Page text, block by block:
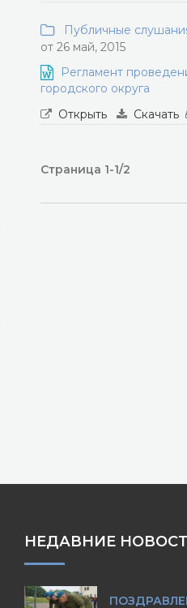
Публичные
от 26 май, 2015
Регламент
городского округа
Открыть
Скачать
Страница 1-1/2
НЕДАВНИЕ